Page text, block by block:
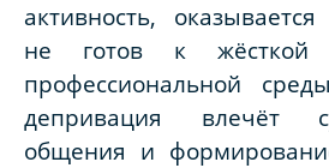
активность, оказывается
не готов к жёсткой
профессиональной
депривация влечёт
общения и